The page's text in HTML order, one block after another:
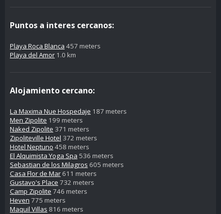
Puntos a interes cercanos:
Playa Roca Blanca 457 meters
Playa del Amor 1.0 km
Alojamiento cercano:
La Maxima Nue Hospedaje 187 meters
Men Zipolite 199 meters
Naked Zipolite 371 meters
Zipoliteville Hotel 372 meters
Hotel Neptuno 458 meters
El Alquimista Yoga Spa 536 meters
Sebastian de los Milagros 605 meters
Casa Flor de Mar 611 meters
Gustavo's Place 732 meters
Camp Zipolite 746 meters
Heven 775 meters
Maquil Villas 816 meters